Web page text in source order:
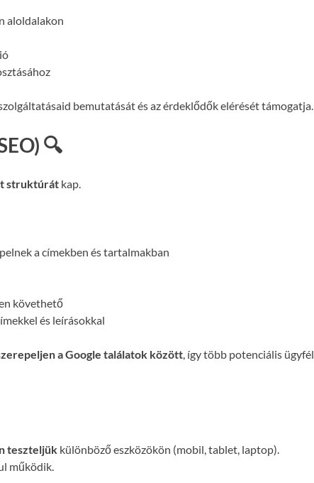
aloldalakon
bemutatását és az érdeklődők elérését támogatja.
🔍
struktúrát kap.
a címekben és tartalmakban
követhető
és leírásokkal
a Google találatok között, így több potenciális ügyfél
teszteljük különböző eszközökön (mobil, tablet, laptop).
működik.